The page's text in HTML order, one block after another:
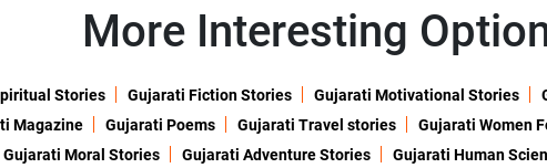
More Interesting
Stories Gujarati Fiction Stories Gujarati Motivational Stories
Magazine Gujarati Poems Gujarati Travel stories Gujarati Women
Gujarati Moral Stories Gujarati Adventure Stories Gujarati Human